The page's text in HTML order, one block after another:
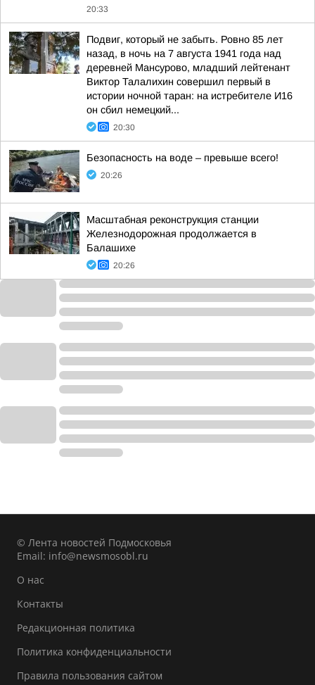
20:33
Подвиг, который не забыть. Ровно 85 лет
назад, в ночь на 7 августа 1941 года над
деревней Мансурово, младший лейтенант
Виктор Талалихин совершил первый в
истории ночной таран: на истребителе И16
он сбил немецкий...
20:30
Безопасность на воде – превыше всего!
20:26
Масштабная реконструкция станции
Железнодорожная продолжается в
Балашихе
20:26
© Лента новостей Подмосковья
Email: info@newsmosobl.ru
О нас
Контакты
Редакционная политика
Политика конфиденциальности
Правила пользования сайтом